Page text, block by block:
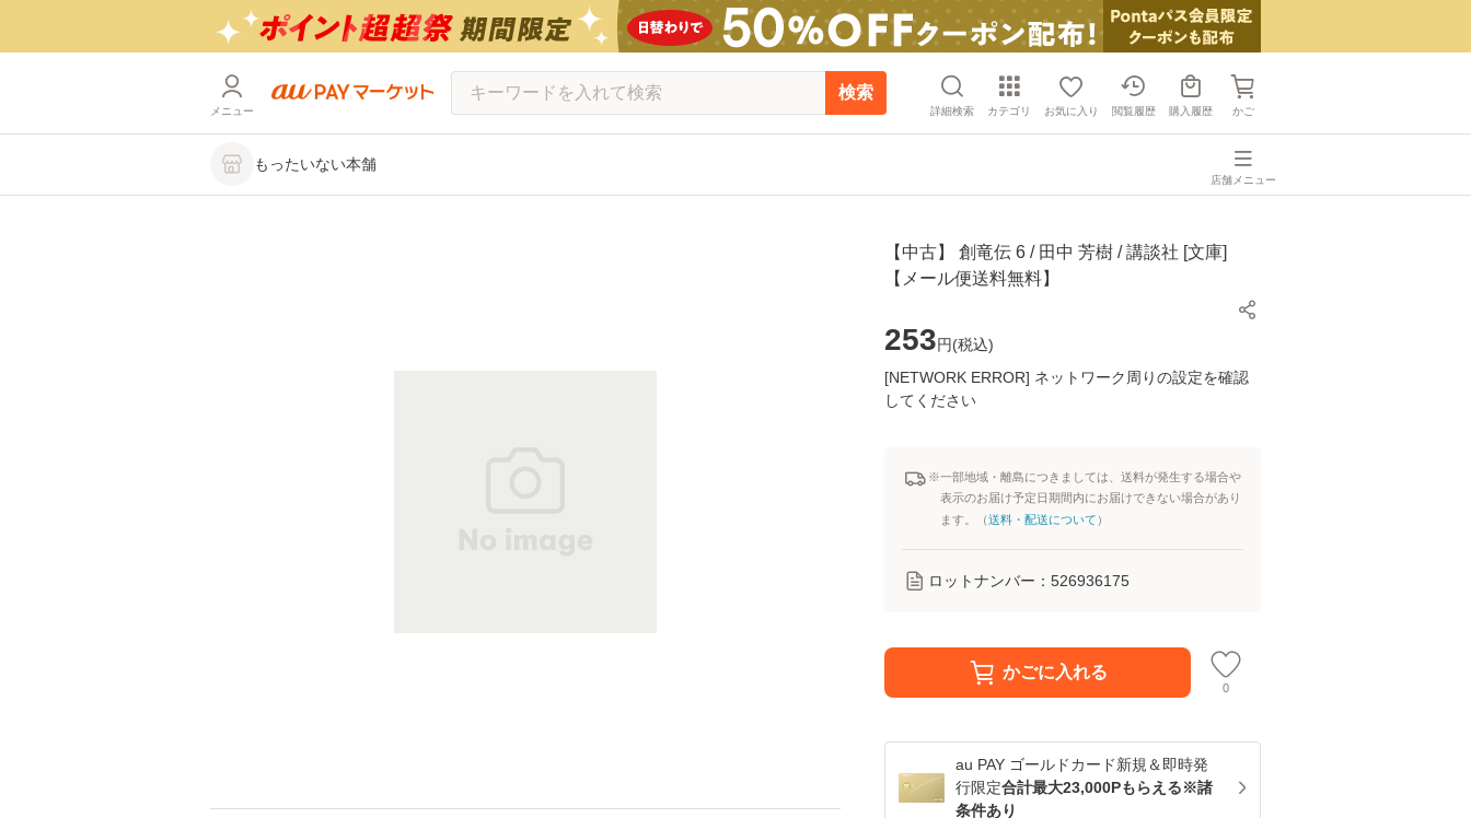
メニュー
検索
詳細検索 カテゴリ お気に入り 閲覧履歴 購入履歴 かご
もったいない本舗
店舗メニュー
【中古】 創竜伝 6 / 田中 芳樹 / 講談社 [文庫]
【メール便送料無料】
253円(税込)
[NETWORK ERROR] ネットワーク周りの設定を確認
してください
※一部地域・離島につきましては、送料が発生する場合や
表示のお届け予定日期間内にお届けできない場合があり
ます。（送料・配送について ）
ロットナンバー： 526936175
かごに入れる
0
au PAY ゴールドカード新規＆即時発
行限定合計最大23,000Pもらえる※諸
条件あり